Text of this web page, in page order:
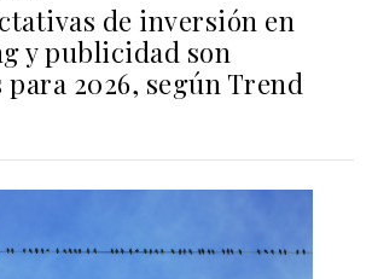
de inversión en
y publicidad son
2026, según Trend